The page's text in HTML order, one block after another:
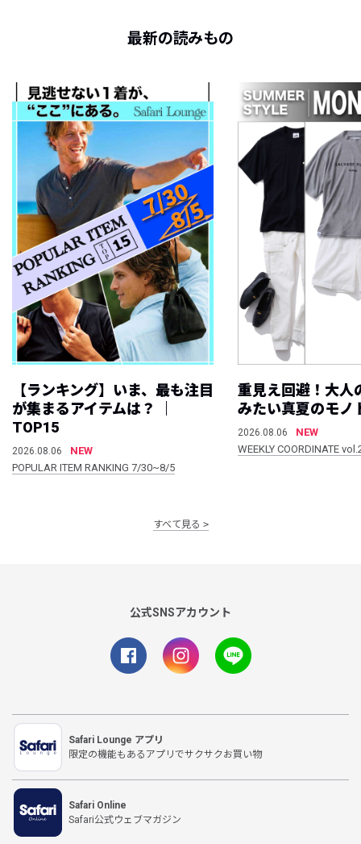
最新の読みもの
【ランキング】いま、最も注目
が集まるアイテムは？ ｜
TOP15
2026.08.06
NEW
POPULAR ITEM RANKING 7/30~8/5
重見え回避！大人
みたい真夏のモノ
2026.08.06
NEW
WEEKLY COORDINATE
すべて見る
公式SNSアカウント
Safari Lounge アプリ
限定の機能もあるアプリでサクサクお買い物
Safari Online
Safari公式ウェブマガジン